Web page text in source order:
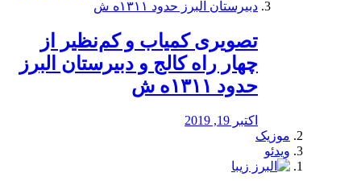
️تصویری کمیاب و کم‌نظیر از
چهار راه كالج و دبيرستان البرز
حدود ۱۳۱۱ه ش
اکتبر 19, 2019
موزیک
ویدئو